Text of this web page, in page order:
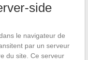
side
le navigateur de
par un serveur
du site. Ce serveur